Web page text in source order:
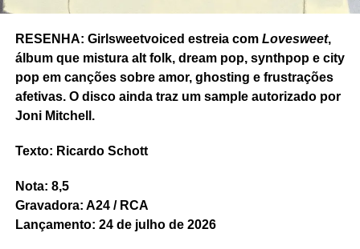
RELATED TOPICS: 14 BIS ANNA GERBER
AZUL DELÍRIO
FEATURED
HERBERT VIANNA
QUINTETO TERNURA
RAPHAEL MACHADO
Ouvimos: Halsey, “The great impersonator”
It’s the Ocean: delicadeza musical no single
RESENHA: Girlsweetvoiced estreia com Lovesweet,
álbum que mistura alt folk, dream pop, synthpop e city
pop em canções sobre amor, ghosting e frustrações
afetivas. O disco ainda traz um sample autorizado por
Joni Mitchell.
Texto: Ricardo Schott
Nota: 8,5
Gravadora: A24 / RCA
Lançamento: 24 de julho de 2026